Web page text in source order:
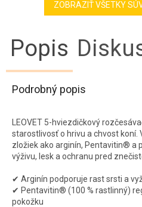
ZOBRAZIŤ VŠETKY
Popis
Podrobný popis
LEOVET 5-hviezdičkový
starostlivosť o hrivu a chvost koní.
zložiek ako arginín, Pentavitin® a
výživu, lesk a ochranu pred
✔ Arginín podporuje rast srsti a
✔ Pentavitin® (100 % rastlinný)
pokožku